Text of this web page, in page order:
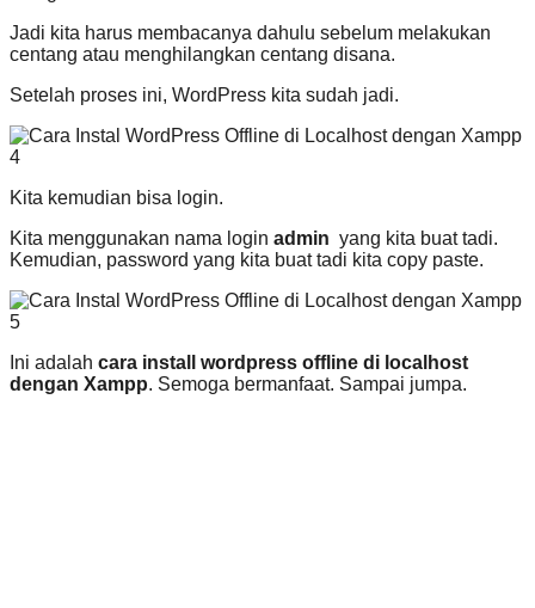
Jadi kita harus membacanya dahulu sebelum melakukan
centang atau menghilangkan centang disana.
Setelah proses ini, WordPress kita sudah jadi.
Kita kemudian bisa login.
Kita menggunakan nama login admin yang kita buat tadi.
Kemudian, password yang kita buat tadi kita copy paste.
Ini adalah cara install wordpress offline di localhost
dengan Xampp. Semoga bermanfaat. Sampai jumpa.